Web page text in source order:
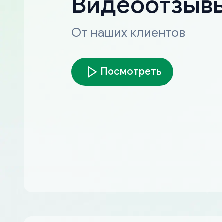
От наших клиентов
Посмотреть